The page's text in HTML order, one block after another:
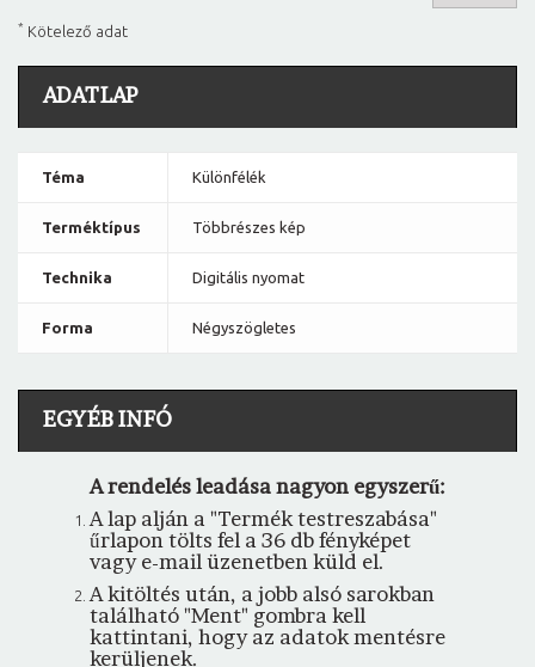
* Kötelező adat
ADATLAP
Téma Különfélék
Terméktípus Többrészes kép
Technika Digitális nyomat
Forma Négyszögletes
EGYÉB INFÓ
A rendelés leadása nagyon egyszerű:
A lap alján a "Termék testreszabása"
űrlapon tölts fel a 36 db fényképet
vagy e-mail üzenetben küld el.
A kitöltés után, a jobb alsó sarokban
található "Ment" gombra kell
kattintani, hogy az adatok mentésre
kerüljenek.